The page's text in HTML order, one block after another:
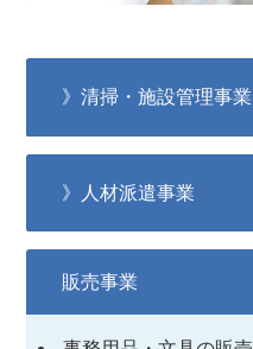
》清掃・施設管理事業
》人材派遣事業
販売事業